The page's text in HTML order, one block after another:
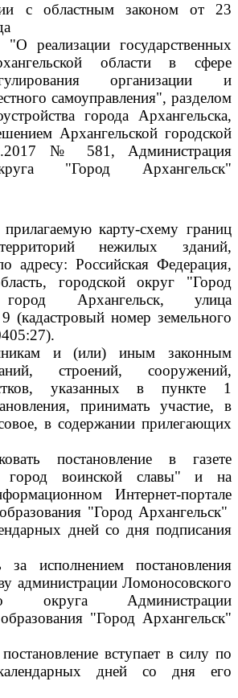
с областным законом от 23
реализации государственных
области в сфере
организации и
самоуправления", разделом
города Архангельска,
Архангельской городской
№ 581, Администрация
"Город Архангельск"
прилагаемую карту-схему границ
нежилых зданий,
адресу: Российская Федерация,
городской округ "Город
город Архангельск, улица
(кадастровый номер земельного
и (или) иным законным
строений, сооружений,
указанных в пункте 1
принимать участие, в
в содержании прилегающих
постановление в газете
город воинской славы" и на
Интернет-портале
"Город Архангельск"
дней со дня подписания
за исполнением постановления
администрации Ломоносовского
округа Администрации
"Город Архангельск"
вступает в силу по
дней со дня его